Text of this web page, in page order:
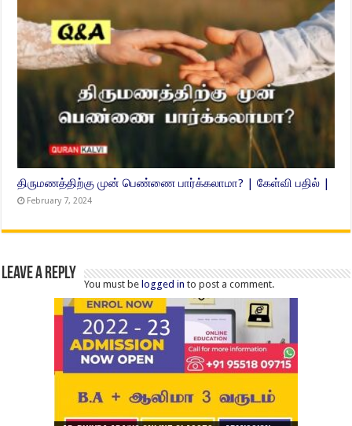
திருமணத்திற்கு முன் பெண்ணை பார்க்கலாமா? | கேள்வி பதில் |
February 7, 2024
Leave a Reply
You must belogged in to post a comment.